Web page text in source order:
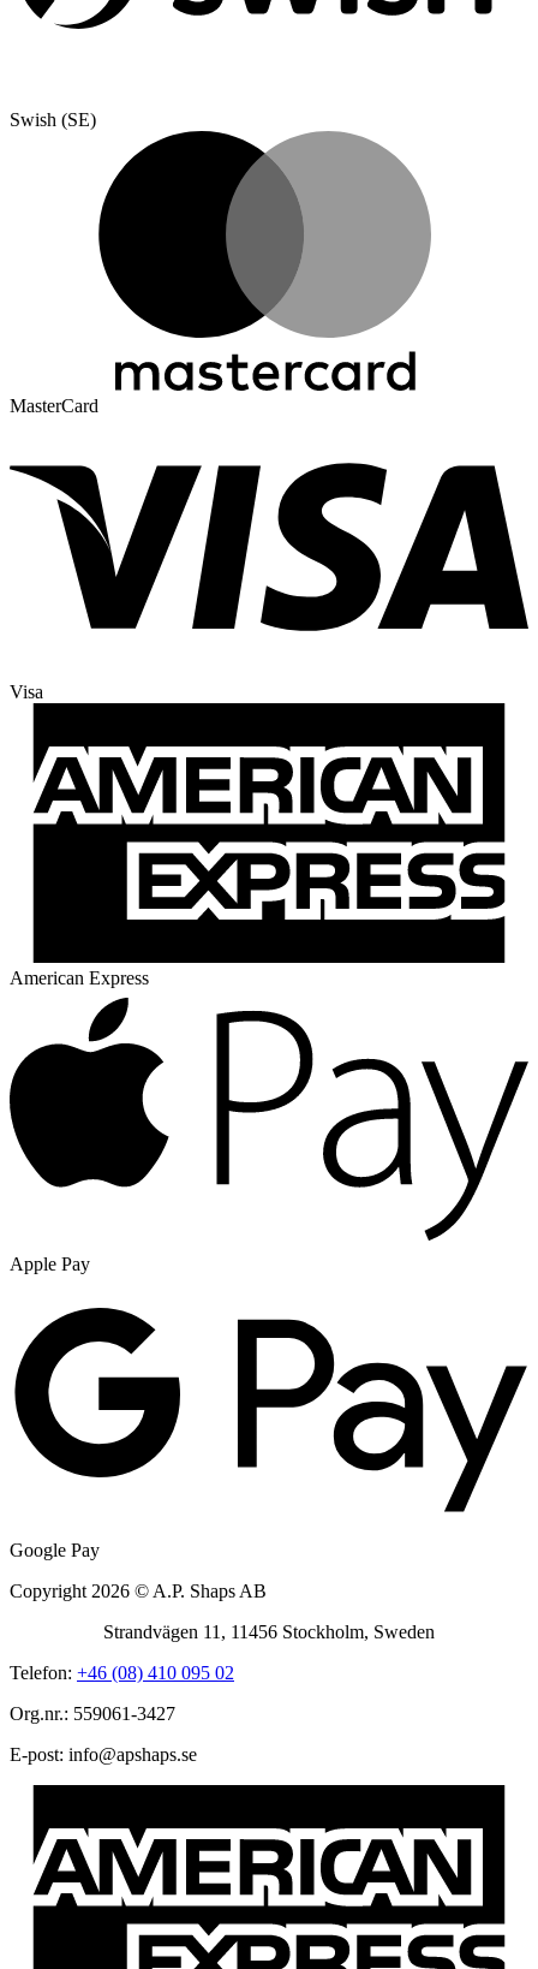
Swish (SE)
MasterCard
Visa
American Express
Apple Pay
Google Pay
Copyright 2026 © A.P. Shaps AB
Strandvägen 11, 11456 Stockholm, Sweden
Telefon: +46 (08) 410 095 02
Org.nr.: 559061-3427
E-post:
es.spahspa
@ofni